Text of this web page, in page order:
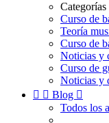
Categorías
Curso de
Teoría
Curso de
Noticias y
Curso de
Noticias y
  Blog 
Todos los